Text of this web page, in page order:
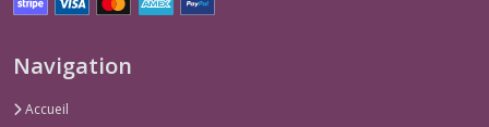
Navigation
Accueil